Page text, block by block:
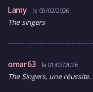
Lamy le 05/02/2026
The singers
omar63 le 01/02/2026
The Singers, une